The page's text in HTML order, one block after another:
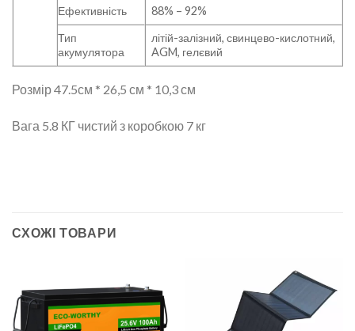
Ефективність
88% – 92%
Тип
акумулятора
літій-залізний, свинцево-кислотний,
AGM, гелєвий
Розмір 47.5см * 26,5 см * 10,3 см
Вага 5.8 КГ чистий з коробкою 7 кг
СХОЖІ ТОВАРИ